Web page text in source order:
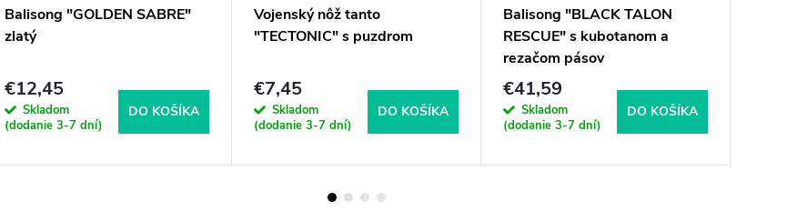
Balisong "GOLDEN SABRE"
zlatý
€12,45
Skladom
(dodanie 3-7 dní)
DO KOŠÍKA
Vojenský nôž tanto
"TECTONIC" s puzdrom
€7,45
Skladom
(dodanie 3-7 dní)
DO KOŠÍKA
Balisong "BLACK TALON
RESCUE" s kubotanom a
rezačom pásov
€41,59
Skladom
(dodanie 3-7 dní)
DO KOŠÍKA